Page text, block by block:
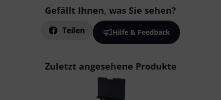
Gefällt Ihnen, was Sie sehen?
Teilen Hilfe & Feedback
Zuletzt angesehene Produkte